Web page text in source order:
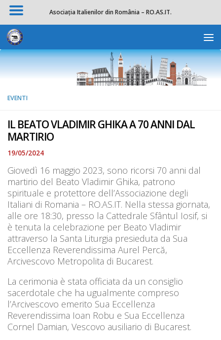
Apri la
Salta al contenuto
EVENTI
IL BEATO VLADIMIR GHIKA A 70 ANNI DAL
MARTIRIO
19/05/2024
Giovedì 16 maggio 2023, sono ricorsi 70 anni dal
martirio del Beato Vladimir Ghika, patrono
spirituale e protettore dell’Associazione degli
Italiani di Romania – RO.AS.IT. Nella stessa giornata,
alle ore 18:30, presso la Cattedrale Sfântul Iosif, si
è tenuta la celebrazione per Beato Vladimir
attraverso la Santa Liturgia presieduta da Sua
Eccellenza Reverendissima Aurel Percă,
Arcivescovo Metropolita di Bucarest.
La cerimonia è stata officiata da un consiglio
sacerdotale che ha ugualmente compreso
l’Arcivescovo emerito Sua Eccellenza
Reverendissima Ioan Robu e Sua Eccellenza
Cornel Damian, Vescovo ausiliario di Bucarest.
Asociația Italienilor din România – RO.AS.IT.